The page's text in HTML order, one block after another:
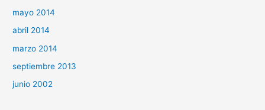
mayo 2014
abril 2014
marzo 2014
septiembre 2013
junio 2002